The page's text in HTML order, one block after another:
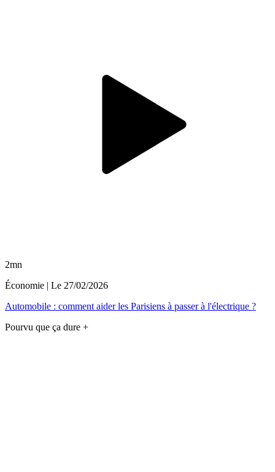
2mn
Économie | Le 27/02/2026
Automobile : comment aider les Parisiens à passer à l'électrique ?
Pourvu que ça dure +